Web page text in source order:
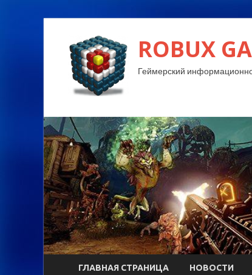
ROBUX
Геймерский
ГЛАВНАЯ СТРАНИЦА НОВОСТИ